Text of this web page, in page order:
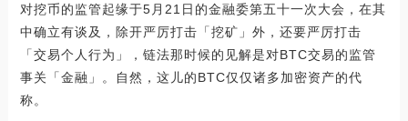
对挖币的监管起缘于5月21日的金融委第五十一次大会，在其
中确立有谈及，除开严厉打击「挖矿」外，还要严厉打击
「交易个人行为」，链法那时候的见解是对BTC交易的监管
事关「金融」。自然，这儿的BTC仅仅诸多加密资产的代
称。